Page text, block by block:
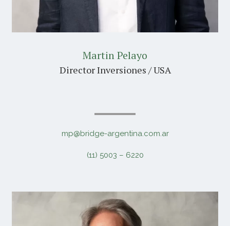
Martin Pelayo
Director Inversiones / USA
mp@bridge-argentina.com.ar
(11) 5003 – 6220